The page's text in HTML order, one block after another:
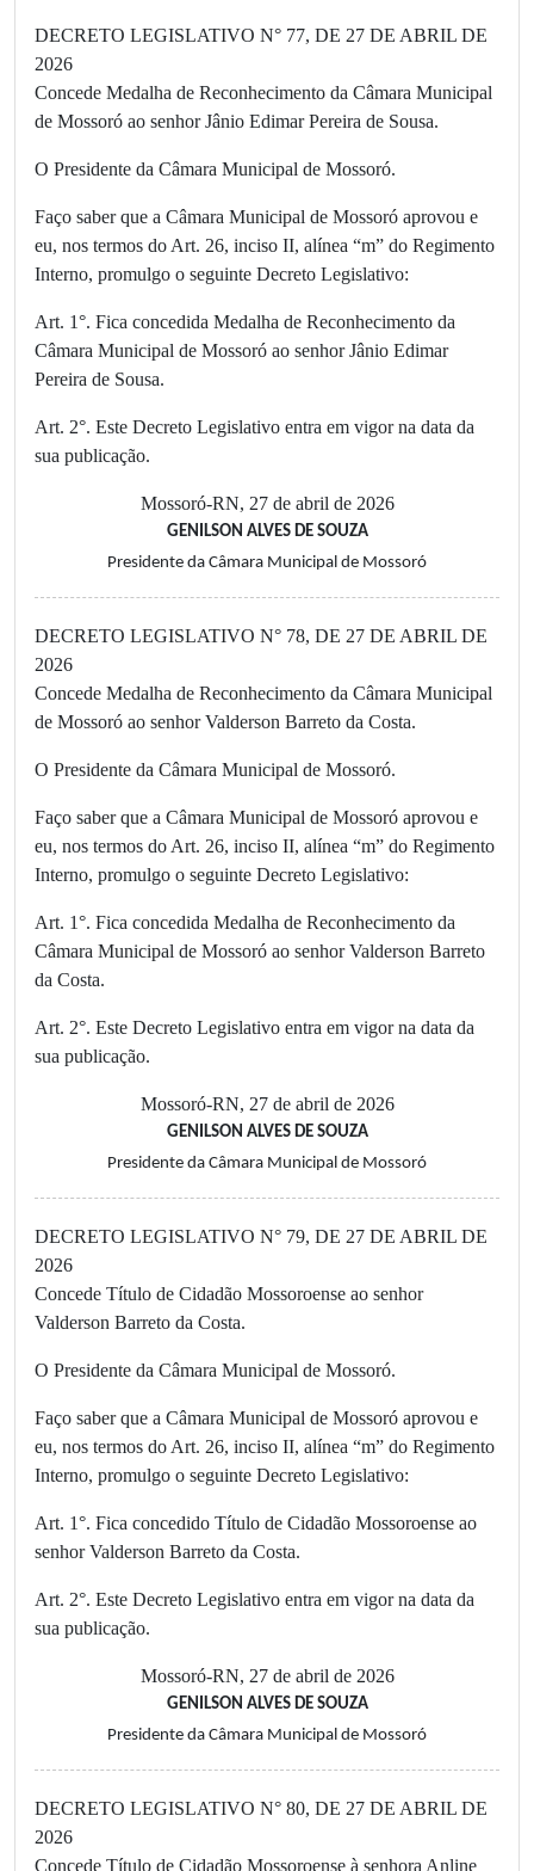
DECRETO LEGISLATIVO N° 77, DE 27 DE ABRIL DE
2026
Concede Medalha de Reconhecimento da Câmara Municipal
de Mossoró ao senhor Jânio Edimar Pereira de Sousa.
O Presidente da Câmara Municipal de Mossoró.
Faço saber que a Câmara Municipal de Mossoró aprovou e
eu, nos termos do Art. 26, inciso II, alínea “m” do Regimento
Interno, promulgo o seguinte Decreto Legislativo:
Art. 1°. Fica concedida Medalha de Reconhecimento da
Câmara Municipal de Mossoró ao senhor Jânio Edimar
Pereira de Sousa.
Art. 2°. Este Decreto Legislativo entra em vigor na data da
sua publicação.
Mossoró-RN, 27 de abril de 2026
GENILSON ALVES DE SOUZA
Presidente da Câmara Municipal de Mossoró
DECRETO LEGISLATIVO N° 78, DE 27 DE ABRIL DE
2026
Concede Medalha de Reconhecimento da Câmara Municipal
de Mossoró ao senhor Valderson Barreto da Costa.
O Presidente da Câmara Municipal de Mossoró.
Faço saber que a Câmara Municipal de Mossoró aprovou e
eu, nos termos do Art. 26, inciso II, alínea “m” do Regimento
Interno, promulgo o seguinte Decreto Legislativo:
Art. 1°. Fica concedida Medalha de Reconhecimento da
Câmara Municipal de Mossoró ao senhor Valderson Barreto
da Costa.
Art. 2°. Este Decreto Legislativo entra em vigor na data da
sua publicação.
Mossoró-RN, 27 de abril de 2026
GENILSON ALVES DE SOUZA
Presidente da Câmara Municipal de Mossoró
DECRETO LEGISLATIVO N° 79, DE 27 DE ABRIL DE
2026
Concede Título de Cidadão Mossoroense ao senhor
Valderson Barreto da Costa.
O Presidente da Câmara Municipal de Mossoró.
Faço saber que a Câmara Municipal de Mossoró aprovou e
eu, nos termos do Art. 26, inciso II, alínea “m” do Regimento
Interno, promulgo o seguinte Decreto Legislativo:
Art. 1°. Fica concedido Título de Cidadão Mossoroense ao
senhor Valderson Barreto da Costa.
Art. 2°. Este Decreto Legislativo entra em vigor na data da
sua publicação.
Mossoró-RN, 27 de abril de 2026
GENILSON ALVES DE SOUZA
Presidente da Câmara Municipal de Mossoró
DECRETO LEGISLATIVO N° 80, DE 27 DE ABRIL DE
2026
Concede Título de Cidadão Mossoroense à senhora Anline